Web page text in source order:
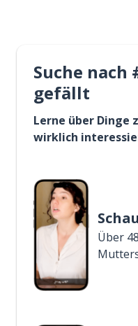
Suche
gefällt
Lerne über Dinge
wirklich
Über